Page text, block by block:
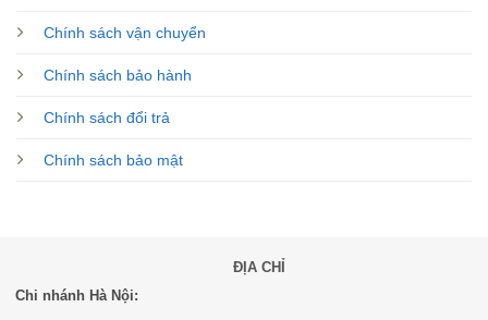
Chính sách vận chuyển
Chính sách bảo hành
Chính sách đổi trả
Chính sách bảo mật
ĐỊA CHỈ
Chi nhánh Hà Nội: